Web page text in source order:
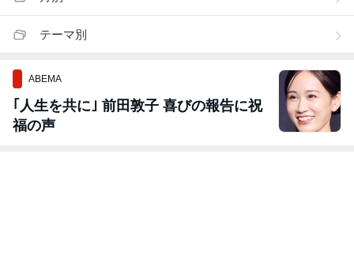
テーマ別
ABEMA
｢人生を共に｣ 前田敦子 喜びの報告に祝
福の声